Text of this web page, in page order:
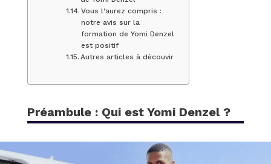
Vous l’aurez compris :
notre avis sur la
formation de Yomi Denzel
est positif
Autres articles à découvir
Préambule : Qui est Yomi Denzel ?